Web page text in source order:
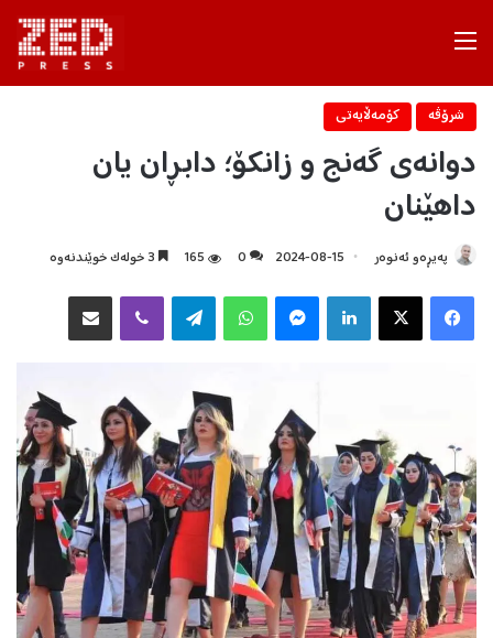
شرۆڤه‌ كۆمه‌ڵایه‌تی
دوانەی گەنج و زانکۆ؛ دابڕان یان
داهێنان
پەیڕەو ئەنوەر 2024-08-15
0
165
X
Telegram